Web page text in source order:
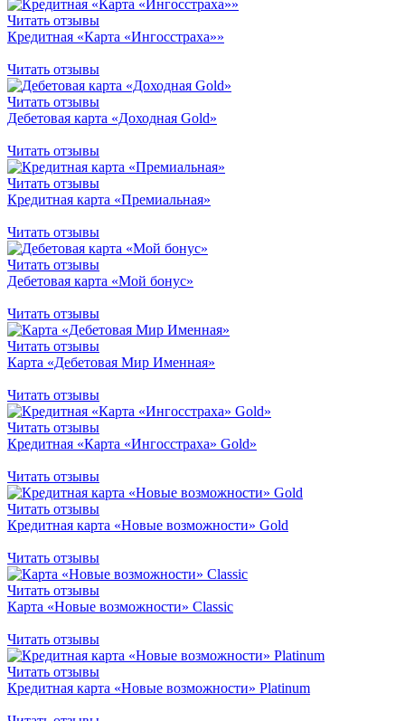
Читать отзывы
Кредитная «Карта «Ингосстраха»»
Читать отзывы
Читать отзывы
Дебетовая карта «Доходная Gold»
Читать отзывы
Читать отзывы
Кредитная карта «Премиальная»
Читать отзывы
Читать отзывы
Дебетовая карта «Мой бонус»
Читать отзывы
Читать отзывы
Карта «Дебетовая Мир Именная»
Читать отзывы
Читать отзывы
Кредитная «Карта «Ингосстраха» Gold»
Читать отзывы
Читать отзывы
Кредитная карта «Новые возможности» Gold
Читать отзывы
Читать отзывы
Карта «Новые возможности» Classic
Читать отзывы
Читать отзывы
Кредитная карта «Новые возможности» Platinum